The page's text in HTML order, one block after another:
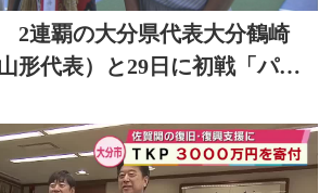
2連覇の大分県代表大分鶴崎
形代表）と29日に初戦「パス
で」